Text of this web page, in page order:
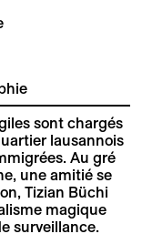
sont chargés
lausannois
Au gré
une amitié se
Tizian Büchi
magique
surveillance.